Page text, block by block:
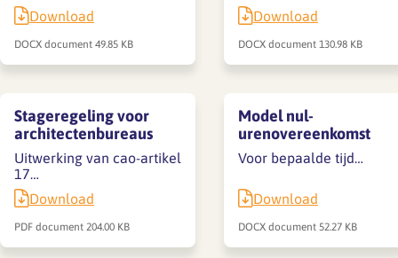
Download
DOCX document 49.85 KB
Download
DOCX document 130.98 KB
Stageregeling voor
architectenbureaus
Uitwerking van cao-artikel
17…
Download
PDF document 204.00 KB
Model nul-
urenovereenkomst
Voor bepaalde tijd…
Download
DOCX document 52.27 KB